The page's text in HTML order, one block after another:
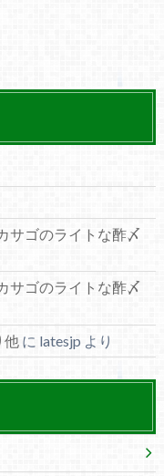
サゴのライトな酢〆
サゴのライトな酢〆
他に latesjp より